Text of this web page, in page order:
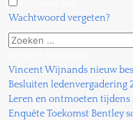
Wachtwoord vergeten?
Zoeken
Vincent Wijnands nieuw
Besluiten ledenvergadering
Leren en ontmoeten
Enquête Toekomst Bentley